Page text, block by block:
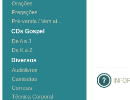
Orações
Pregações
Pré-venda / Vem aí...
CDs Gospel
De A a J
De K a Z
Diversos
Audiolivros
Camisetas
Correias
Técnica Corporal